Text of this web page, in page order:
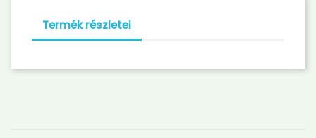
Termék részletei